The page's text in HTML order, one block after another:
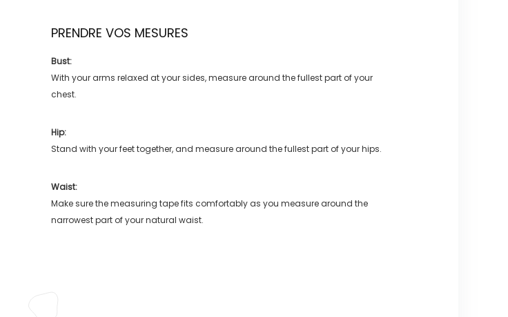
PRENDRE VOS MESURES
Bust:
With your arms relaxed at your sides, measure around the fullest part of your
chest.
Hip:
Stand with your feet together, and measure around the fullest part of your hips.
Waist:
Make sure the measuring tape fits comfortably as you measure around the
narrowest part of your natural waist.